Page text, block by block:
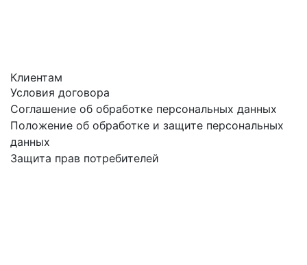
Клиентам
Условия договора
Соглашение об обработке персональных данных
Положение об обработке и защите персональных
данных
Защита прав потребителей